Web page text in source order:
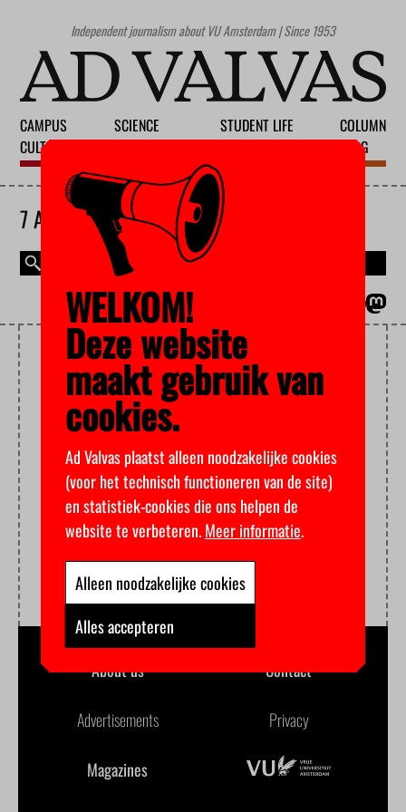
Independent journalism about VU Amsterdam | Since 1953
CAMPUS
CULTURE
SCIENCE
STUDENT LIFE
COLUMN
BLOG
7 AUGUST 2026
MAGAZINE
DISCRIMINATION
About us Contact
Advertisements Privacy
Magazines
WELKOM!
Deze website
maakt gebruik van
cookies.
Ad Valvas plaatst alleen noodzakelijke cookies
(voor het technisch functioneren van de site)
en statistiek-cookies die ons helpen de
website te verbeteren.Meer informatie.
Alleen noodzakelijke cookies
Alles accepteren